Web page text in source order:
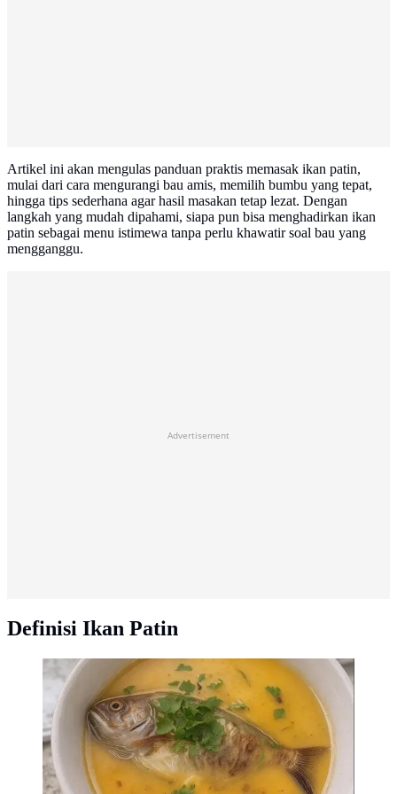
Artikel ini akan mengulas panduan praktis memasak ikan patin,
mulai dari cara mengurangi bau amis, memilih bumbu yang tepat,
hingga tips sederhana agar hasil masakan tetap lezat. Dengan
langkah yang mudah dipahami, siapa pun bisa menghadirkan ikan
patin sebagai menu istimewa tanpa perlu khawatir soal bau yang
mengganggu.
Advertisement
Definisi Ikan Patin
Mengetahui resep enak ikan patin yang lezat dan
bergizi/gencraft/generated by ai